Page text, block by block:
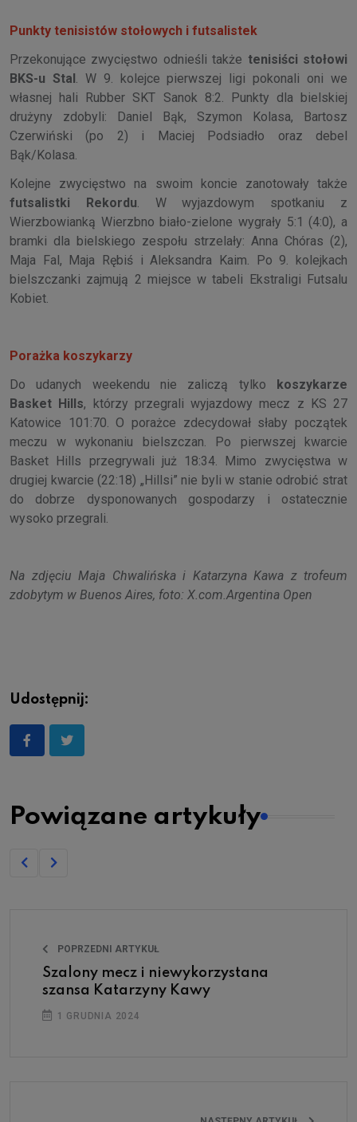
Punkty tenisistów stołowych i futsalistek
Przekonujące zwycięstwo odnieśli także tenisiści stołowi
BKS-u Stal. W 9. kolejce pierwszej ligi pokonali oni we
własnej hali Rubber SKT Sanok 8:2. Punkty dla bielskiej
drużyny zdobyli: Daniel Bąk, Szymon Kolasa, Bartosz
Czerwiński (po 2) i Maciej Podsiadło oraz debel
Bąk/Kolasa.
Kolejne zwycięstwo na swoim koncie zanotowały także
futsalistki Rekordu. W wyjazdowym spotkaniu z
Wierzbowianką Wierzbno biało-zielone wygrały 5:1 (4:0), a
bramki dla bielskiego zespołu strzelały: Anna Chóras (2),
Maja Fal, Maja Rębiś i Aleksandra Kaim. Po 9. kolejkach
bielszczanki zajmują 2 miejsce w tabeli Ekstraligi Futsalu
Kobiet.
Porażka koszykarzy
Do udanych weekendu nie zaliczą tylko koszykarze
Basket Hills, którzy przegrali wyjazdowy mecz z KS 27
Katowice 101:70. O porażce zdecydował słaby początek
meczu w wykonaniu bielszczan. Po pierwszej kwarcie
Basket Hills przegrywali już 18:34. Mimo zwycięstwa w
drugiej kwarcie (22:18) „Hillsi” nie byli w stanie odrobić strat
do dobrze dysponowanych gospodarzy i ostatecznie
wysoko przegrali.
Na zdjęciu Maja Chwalińska i Katarzyna Kawa z trofeum
zdobytym w Buenos Aires, foto: X.com.Argentina Open
Udostępnij:
Powiązane artykuły
POPRZEDNI ARTYKUŁ
Szalony mecz i niewykorzystana
szansa Katarzyny Kawy
1 GRUDNIA 2024